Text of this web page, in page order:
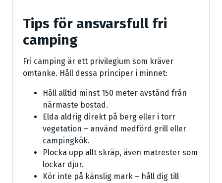
Tips för ansvarsfull fri
camping
Fri camping är ett privilegium som kräver
omtanke. Håll dessa principer i minnet:
Håll alltid minst 150 meter avstånd från
närmaste bostad.
Elda aldrig direkt på berg eller i torr
vegetation – använd medförd grill eller
campingkök.
Plocka upp allt skräp, även matrester som
lockar djur.
Kör inte på känslig mark – håll dig till